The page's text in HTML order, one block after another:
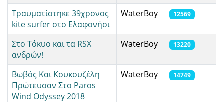
Τραυματίστηκε 39χρονος
kite surfer στο Ελαφονήσι
WaterBoy 12569
Στο Τόκυο και τα RSX
ανδρών!
WaterBoy 13220
Βωβός Και Κουκουζέλη
Πρώτευσαν Στο Paros
Wind Odyssey 2018
WaterBoy 14749